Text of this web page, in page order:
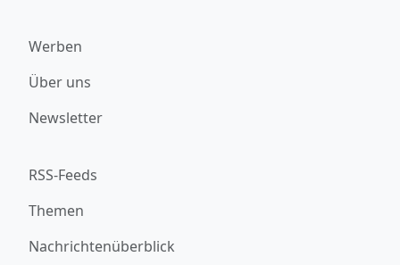
Werben
Über uns
Newsletter
RSS-Feeds
Themen
Nachrichtenüberblick